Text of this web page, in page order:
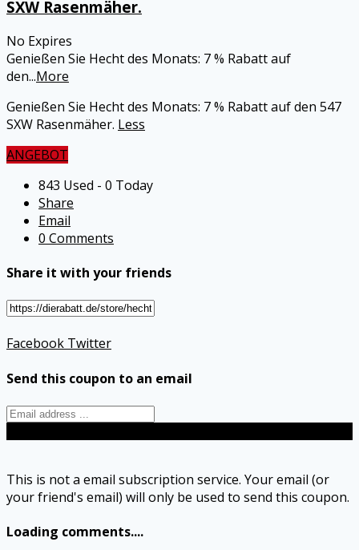
SXW Rasenmäher.
No Expires
Genießen Sie Hecht des Monats: 7 % Rabatt auf
den...More
Genießen Sie Hecht des Monats: 7 % Rabatt auf den 547
SXW Rasenmäher. Less
ANGEBOT
843 Used - 0 Today
Share
Email
0 Comments
Share it with your friends
Facebook Twitter
Send this coupon to an email
This is not a email subscription service. Your email (or
your friend's email) will only be used to send this coupon.
Loading comments....